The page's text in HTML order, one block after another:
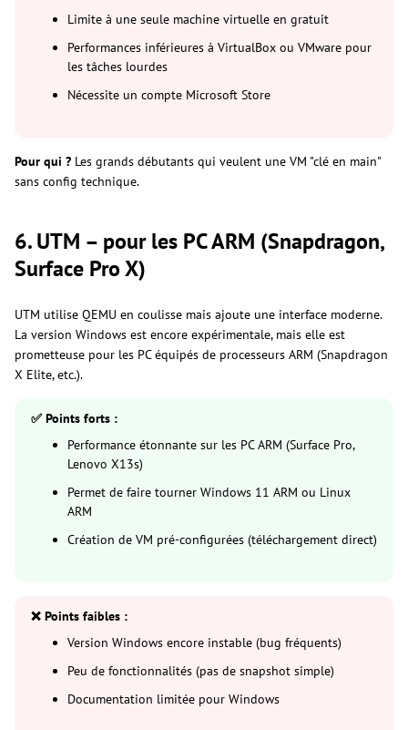
Limite à une seule machine virtuelle en gratuit
Performances inférieures à VirtualBox ou VMware pour
les tâches lourdes
Nécessite un compte Microsoft Store
Pour qui ? Les grands débutants qui veulent une VM "clé en main"
sans config technique.
6. UTM – pour les PC ARM (Snapdragon,
Surface Pro X)
UTM utilise QEMU en coulisse mais ajoute une interface moderne.
La version Windows est encore expérimentale, mais elle est
prometteuse pour les PC équipés de processeurs ARM (Snapdragon
X Elite, etc.).
✅ Points forts :
Performance étonnante sur les PC ARM (Surface Pro,
Lenovo X13s)
Permet de faire tourner Windows 11 ARM ou Linux
ARM
Création de VM pré-configurées (téléchargement direct)
❌ Points faibles :
Version Windows encore instable (bug fréquents)
Peu de fonctionnalités (pas de snapshot simple)
Documentation limitée pour Windows